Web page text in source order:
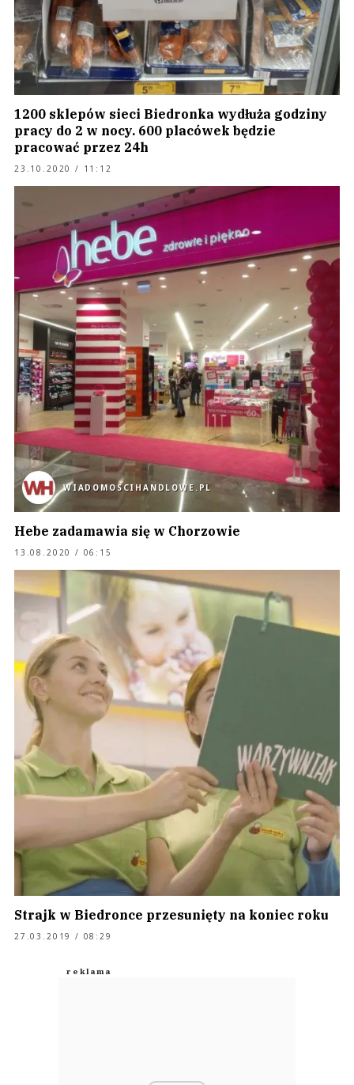
1200 sklepów sieci Biedronka wydłuża godziny
pracy do 2 w nocy. 600 placówek będzie
pracować przez 24h
23.10.2020 / 11:12
WIADOMOSCIHANDLOWE.PL
Hebe zadamawia się w Chorzowie
13.08.2020 / 06:15
Strajk w Biedronce przesunięty na koniec roku
27.03.2019 / 08:29